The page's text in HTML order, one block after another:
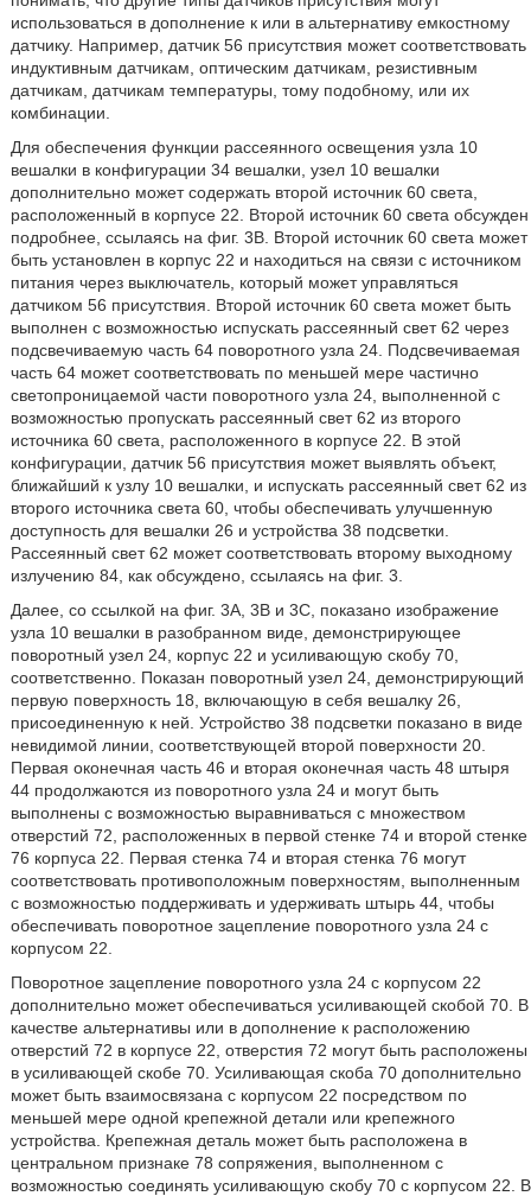
использоваться в дополнение к или в альтернативу емкостному
датчику. Например, датчик 56 присутствия может соответствовать
индуктивным датчикам, оптическим датчикам, резистивным
датчикам, датчикам температуры, тому подобному, или их
комбинации.
Для обеспечения функции рассеянного освещения узла 10
вешалки в конфигурации 34 вешалки, узел 10 вешалки
дополнительно может содержать второй источник 60 света,
расположенный в корпусе 22. Второй источник 60 света обсужден
подробнее, ссылаясь на фиг. 3B. Второй источник 60 света может
быть установлен в корпус 22 и находиться на связи с источником
питания через выключатель, который может управляться
датчиком 56 присутствия. Второй источник 60 света может быть
выполнен с возможностью испускать рассеянный свет 62 через
подсвечиваемую часть 64 поворотного узла 24. Подсвечиваемая
часть 64 может соответствовать по меньшей мере частично
светопроницаемой части поворотного узла 24, выполненной с
возможностью пропускать рассеянный свет 62 из второго
источника 60 света, расположенного в корпусе 22. В этой
конфигурации, датчик 56 присутствия может выявлять объект,
ближайший к узлу 10 вешалки, и испускать рассеянный свет 62 из
второго источника света 60, чтобы обеспечивать улучшенную
доступность для вешалки 26 и устройства 38 подсветки.
Рассеянный свет 62 может соответствовать второму выходному
излучению 84, как обсуждено, ссылаясь на фиг. 3.
Далее, со ссылкой на фиг. 3A, 3B и 3C, показано изображение
узла 10 вешалки в разобранном виде, демонстрирующее
поворотный узел 24, корпус 22 и усиливающую скобу 70,
соответственно. Показан поворотный узел 24, демонстрирующий
первую поверхность 18, включающую в себя вешалку 26,
присоединенную к ней. Устройство 38 подсветки показано в виде
невидимой линии, соответствующей второй поверхности 20.
Первая оконечная часть 46 и вторая оконечная часть 48 штыря
44 продолжаются из поворотного узла 24 и могут быть
выполнены с возможностью выравниваться с множеством
отверстий 72, расположенных в первой стенке 74 и второй стенке
76 корпуса 22. Первая стенка 74 и вторая стенка 76 могут
соответствовать противоположным поверхностям, выполненным
с возможностью поддерживать и удерживать штырь 44, чтобы
обеспечивать поворотное зацепление поворотного узла 24 с
корпусом 22.
Поворотное зацепление поворотного узла 24 с корпусом 22
дополнительно может обеспечиваться усиливающей скобой 70. В
качестве альтернативы или в дополнение к расположению
отверстий 72 в корпусе 22, отверстия 72 могут быть расположены
в усиливающей скобе 70. Усиливающая скоба 70 дополнительно
может быть взаимосвязана с корпусом 22 посредством по
меньшей мере одной крепежной детали или крепежного
устройства. Крепежная деталь может быть расположена в
центральном признаке 78 сопряжения, выполненном с
возможностью соединять усиливающую скобу 70 с корпусом 22. В